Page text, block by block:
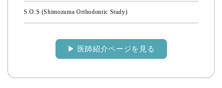
S.O.S (Shimozuma Orthodontic Study)
▶︎ 医師紹介ページを見る